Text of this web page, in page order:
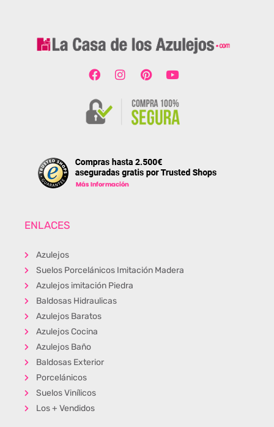
ENLACES
Azulejos
Suelos Porcelánicos Imitación Madera
Azulejos imitación Piedra
Baldosas Hidraulicas
Azulejos Baratos
Azulejos Cocina
Azulejos Baño
Baldosas Exterior
Porcelánicos
Suelos Vinílicos
Los + Vendidos